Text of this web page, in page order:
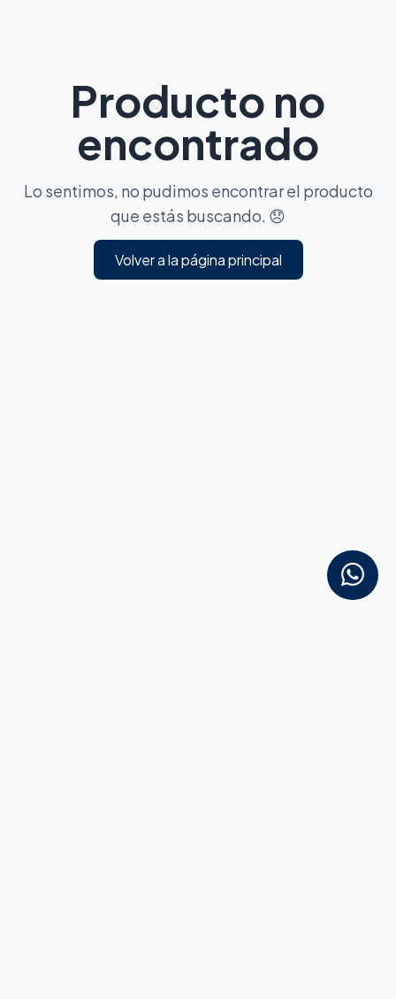
Producto no
encontrado
Lo sentimos, no pudimos encontrar el producto
que estás buscando. 😞
Volver a la página principal